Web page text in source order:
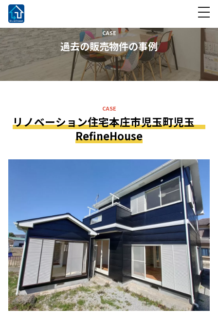
CASE
過去の販売物件の事例
CASE
リノベーション住宅本庄市児玉町児玉
RefineHouse